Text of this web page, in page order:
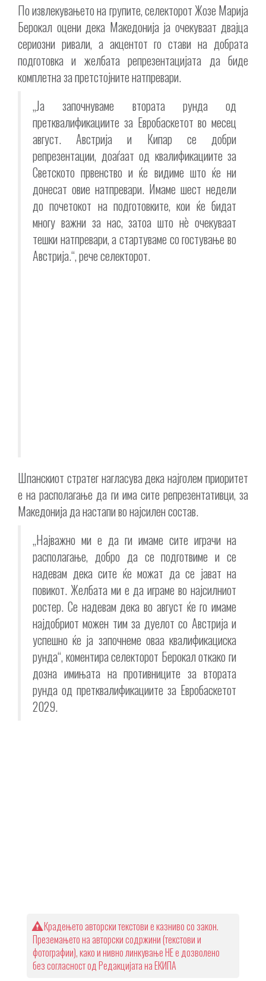
По извлекувањето на групите, селекторот Жозе Марија
Берокал оцени дека Македонија ја очекуваат двајца
сериозни ривали, а акцентот го стави на добрата
подготовка и желбата репрезентацијата да биде
комплетна за претстојните натпревари.
„Ја започнуваме втората рунда од
претквалификациите за Евробаскетот во месец
август. Австрија и Кипар се добри
репрезентации, доаѓаат од квалификациите за
Светското првенство и ќе видиме што ќе ни
донесат овие натпревари. Имаме шест недели
до почетокот на подготовките, кои ќе бидат
многу важни за нас, затоа што нè очекуваат
тешки натпревари, а стартуваме со гостување во
Австрија.“, рече селекторот.
Шпанскиот стратег нагласува дека најголем приоритет
е на располагање да ги има сите репрезентативци, за
Македонија да настапи во најсилен состав.
„Најважно ми е да ги имаме сите играчи на
располагање, добро да се подготвиме и се
надевам дека сите ќе можат да се јават на
повикот. Желбата ми е да играме во најсилниот
ростер. Се надевам дека во август ќе го имаме
најдобриот можен тим за дуелот со Австрија и
успешно ќе ја започнеме оваа квалификациска
рунда“, коментира селекторот Берокал откако ги
дозна имињата на противниците за втората
рунда од претквалификациите за Евробаскетот
2029.
Крадењето авторски текстови е казниво со закон.
Преземањето на авторски содржини (текстови и
фотографии), како и нивно линкување НЕ е дозволено
без согласност од Редакцијата на ЕКИПА